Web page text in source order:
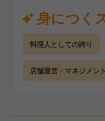
して入社。
まずはお店の看板
内の加盟店舗で約1
大将・親方から定
面談も実施していき
※成長スピードや出
身につく
料理人としての誇り
店舗運営・マネジメント